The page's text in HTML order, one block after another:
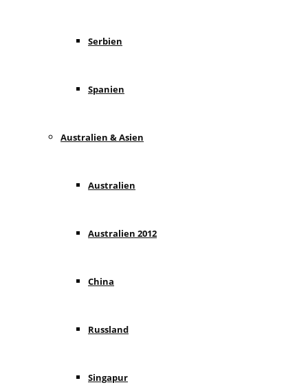
Serbien
Spanien
Australien & Asien
Australien
Australien 2012
China
Russland
Singapur